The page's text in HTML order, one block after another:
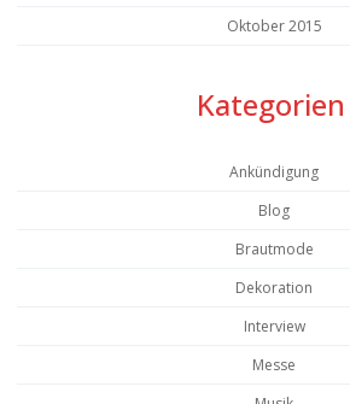
Oktober 2015
Kategorien
Ankündigung
Blog
Brautmode
Dekoration
Interview
Messe